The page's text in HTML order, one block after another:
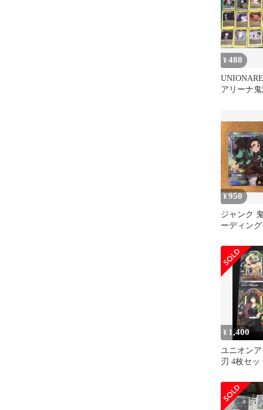
¥488
アリーナ
¥950
ジャンク
ーディング
¥ 1,400
ユニオン
刃 4枚セ